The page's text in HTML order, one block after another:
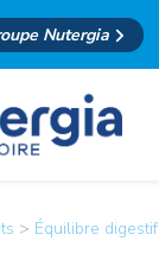
Nutergia
> Équilibre digestif